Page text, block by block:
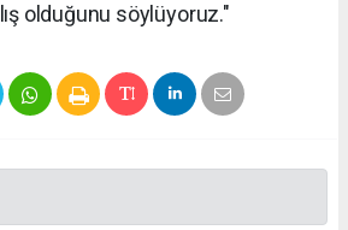
olduğunu söylüyoruz."